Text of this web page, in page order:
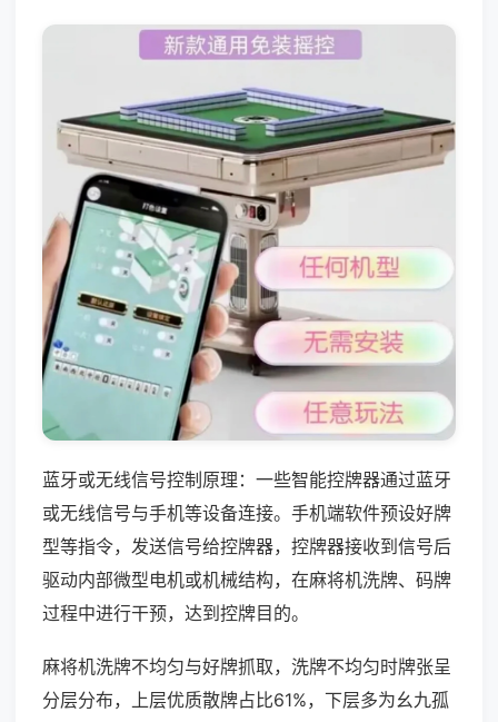
蓝牙或无线信号控制原理：一些智能控牌器通过蓝牙
或无线信号与手机等设备连接。手机端软件预设好牌
型等指令，发送信号给控牌器，控牌器接收到信号后
驱动内部微型电机或机械结构，在麻将机洗牌、码牌
过程中进行干预，达到控牌目的。
麻将机洗牌不均匀与好牌抓取，洗牌不均匀时牌张呈
分层分布，上层优质散牌占比61%，下层多为幺九孤